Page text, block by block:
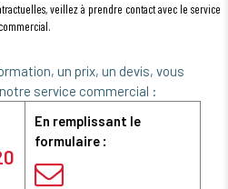
veillez à prendre contact avec le service
commercial.
un prix, un devis, vous
service commercial :
En remplissant le
formulaire :